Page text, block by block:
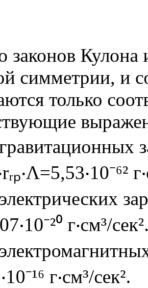
законов
симметрии, и
только
г‧см³/
г‧см³/сек².